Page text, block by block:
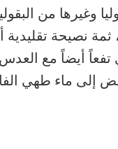
وغيرها من
نصيحة
تفعاً أيضاً مع
إلى ماء طهي